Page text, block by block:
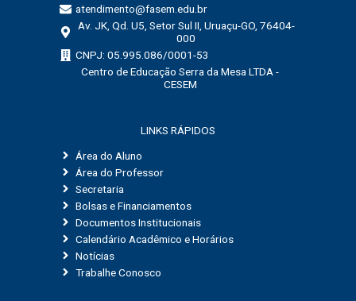
atendimento@fasem.edu.br
Av. JK, Qd. U5, Setor Sul II, Uruaçu-GO, 76404-
000
CNPJ: 05.995.086/0001-53
Centro de Educação Serra da Mesa LTDA -
CESEM
LINKS RÁPIDOS
Área do Aluno
Área do Professor
Secretaria
Bolsas e Financiamentos
Documentos Institucionais
Calendário Acadêmico e Horários
Notícias
Trabalhe Conosco